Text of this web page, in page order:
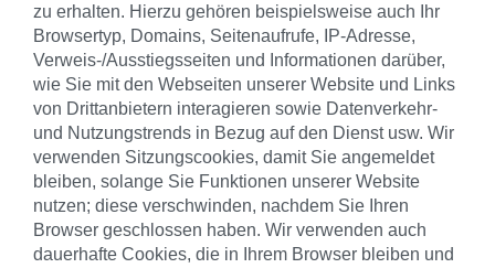
zu erhalten. Hierzu gehören beispielsweise auch Ihr
Browsertyp, Domains, Seitenaufrufe, IP-Adresse,
Verweis-/Ausstiegsseiten und Informationen darüber,
wie Sie mit den Webseiten unserer Website und Links
von Drittanbietern interagieren sowie Datenverkehr-
und Nutzungstrends in Bezug auf den Dienst usw. Wir
verwenden Sitzungscookies, damit Sie angemeldet
bleiben, solange Sie Funktionen unserer Website
nutzen; diese verschwinden, nachdem Sie Ihren
Browser geschlossen haben. Wir verwenden auch
dauerhafte Cookies, die in Ihrem Browser bleiben und